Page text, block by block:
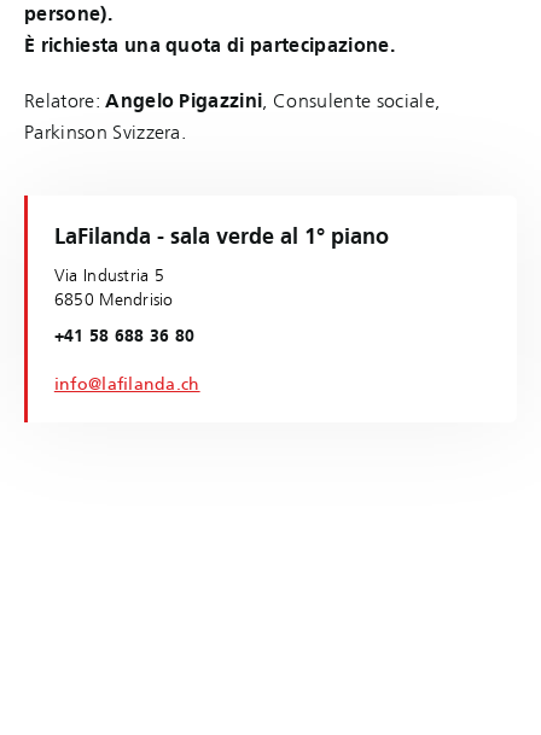
persone).
È richiesta una quota di partecipazione.
Relatore:Angelo Pigazzini, Consulente sociale,
Parkinson Svizzera.
LaFilanda - sala verde al 1° piano
Via Industria 5
6850 Mendrisio
+41 58 688 36 80
info@lafilanda.ch